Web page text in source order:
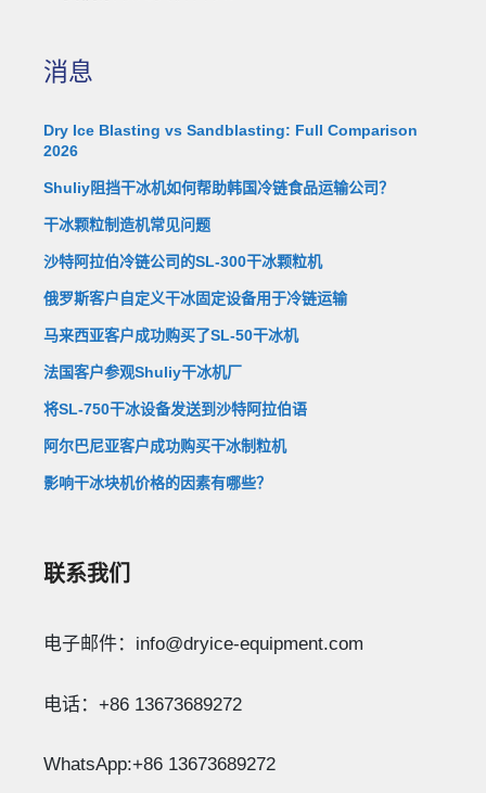
消息
Dry Ice Blasting vs Sandblasting: Full Comparison
2026
Shuliy阻挡干冰机如何帮助韩国冷链食品运输公司？
干冰颗粒制造机常见问题
沙特阿拉伯冷链公司的SL-300干冰颗粒机
俄罗斯客户自定义干冰固定设备用于冷链运输
马来西亚客户成功购买了SL-50干冰机
法国客户参观Shuliy干冰机厂
将SL-750干冰设备发送到沙特阿拉伯语
阿尔巴尼亚客户成功购买干冰制粒机
影响干冰块机价格的因素有哪些？
联系我们
电子邮件：info@dryice-equipment.com
电话：+86 13673689272
WhatsApp:+86 13673689272